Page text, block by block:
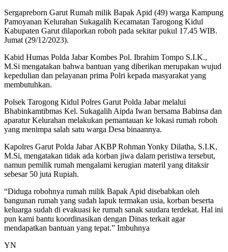
Sergapreborn Garut Rumah milik Bapak Apid (49) warga Kampung
Pamoyanan Kelurahan Sukagalih Kecamatan Tarogong Kidul
Kabupaten Garut dilaporkan roboh pada sekitar pukul 17.45 WIB.
Jumat (29/12/2023).
Kabid Humas Polda Jabar Kombes Pol. Ibrahim Tompo S.I.K.,
M.Si mengatakan bahwa bantuan yang diberikan merupakan wujud
kepedulian dan pelayanan prima Polri kepada masyarakat yang
membutuhkan.
Polsek Tarogong Kidul Polres Garut Polda Jabar melalui
Bhabinkamtibmas Kel. Sukagalih Aipda Iwan bersama Babinsa dan
aparatur Kelurahan melakukan pemantauan ke lokasi rumah roboh
yang menimpa salah satu warga Desa binaannya.
Kapolres Garut Polda Jabar AKBP Rohman Yonky Dilatha, S.I.K,
M.Si, mengatakan tidak ada korban jiwa dalam peristiwa tersebut,
namun pemilik rumah mengalami kerugian materil yang ditaksir
sebesar 50 juta Rupiah.
“Diduga robohnya rumah milik Bapak Apid disebabkan oleh
bangunan rumah yang sudah lapuk termakan usia, korban beserta
keluarga sudah di evakuasi ke rumah sanak saudara terdekat. Hal ini
pun kami bantu koordinasikan dengan Dinas terkait agar
mendapatkan bantuan yang tepat.” Imbuhnya
YN